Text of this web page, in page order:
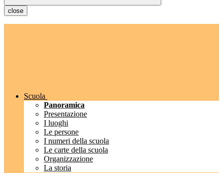
close
Scuola
Panoramica
Presentazione
I luoghi
Le persone
I numeri della scuola
Le carte della scuola
Organizzazione
La storia